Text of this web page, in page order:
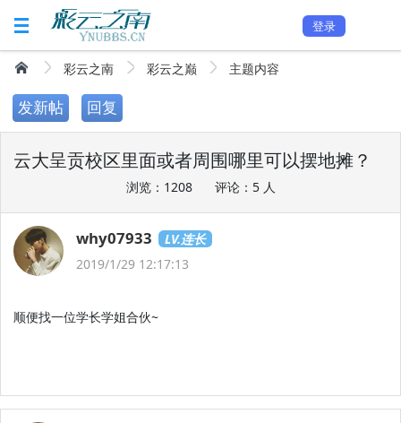
登录
彩云之南 彩云之巅 主题内容
发新帖 回复
云大呈贡校区里面或者周围哪里可以摆地摊？
浏览：1208 评论：5 人
why07933
LV.连长
2019/1/29 12:17:13
顺便找一位学长学姐合伙~